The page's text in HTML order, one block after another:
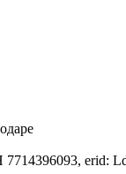
erid: